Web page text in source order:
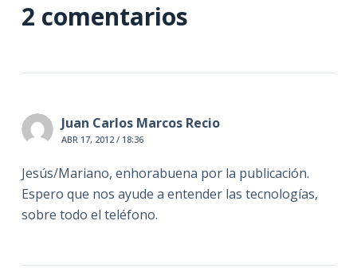
2 comentarios
Juan Carlos Marcos Recio
ABR 17, 2012 / 18:36
Jesús/Mariano, enhorabuena por la publicación.
Espero que nos ayude a entender las tecnologías,
sobre todo el teléfono.